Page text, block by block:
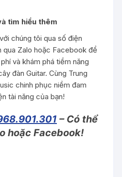
tìm hiểu thêm
chúng tôi qua số điện
qua Zalo hoặc Facebook để
và khám phá tiềm năng
đàn Guitar. Cùng Trung
chinh phục niềm đam
tài năng của bạn!
– Có thể
hoặc Facebook!